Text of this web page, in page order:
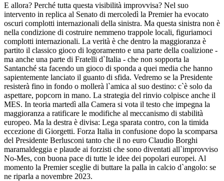
E allora? Perché tutta questa visibilità improvvisa? Nel suo
intervento in replica al Senato di mercoledì la Premier ha evocato
oscuri complotti internazionali della sinistra. Ma questa sinistra non è
nella condizione di costruire nemmeno trappole locali, figuriamoci
complotti internazionali. La verità è che dentro la maggioranza è
partito il classico gioco di logoramento e una parte della coalizione -
ma anche una parte di Fratelli d`Italia - che non sopporta la
Santanché sta facendo un gioco di sponda a quei media che hanno
sapientemente lanciato il guanto di sfida. Vedremo se la Presidente
resisterà fino in fondo o mollerà l`amica al suo destino: c`è solo da
aspettare, popcorn in mano. La strategia del rinvio colpisce anche il
MES. In teoria martedì alla Camera si vota il testo che impegna la
maggioranza a ratificare le modifiche al meccanismo di stabilità
europeo. Ma la destra è divisa: Lega sparata contro, con la timida
eccezione di Giorgetti. Forza Italia in confusione dopo la scomparsa
del Presidente Berlusconi tanto che il no euro Claudio Borghi
maramaldeggia e plaude ai forzisti che sono diventati all`improvviso
No-Mes, con buona pace di tutte le idee dei popolari europei. Al
momento la Premier sceglie di buttare la palla in calcio d`angolo: se
ne riparla a novembre 2023.